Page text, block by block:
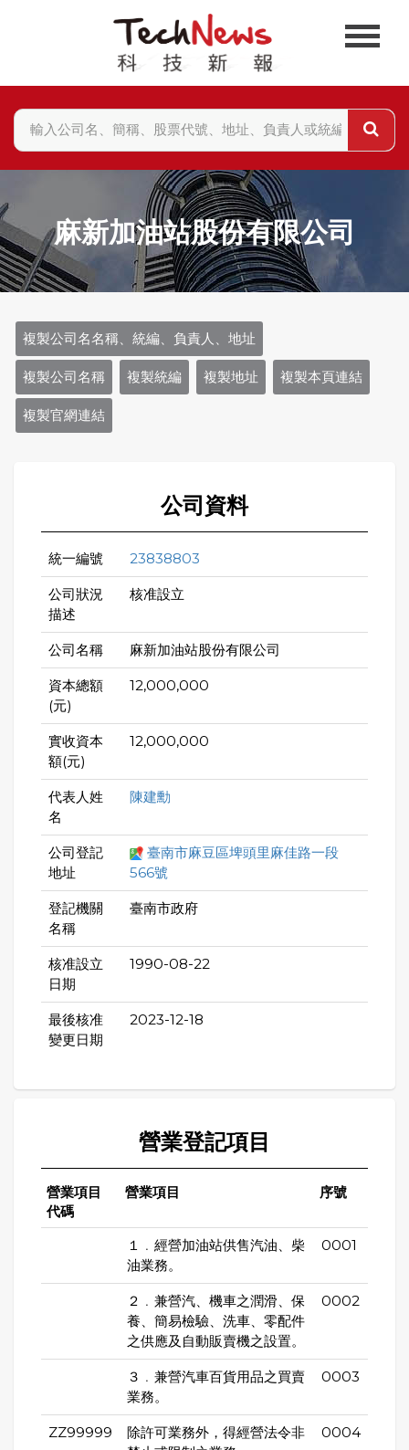
麻新加油站股份有限公司
複製公司名名稱、統編、負責人、地址
複製公司名稱 複製統編 複製地址 複製本頁連結
複製官網連結
公司資料
統一編號 23838803
公司狀況
描述
核准設立
公司名稱 麻新加油站股份有限公司
資本總額
(元)
12,000,000
實收資本
額(元)
12,000,000
代表人姓
名
陳建勳
公司登記
地址
臺南市麻豆區埤頭里麻佳路一段
566號
登記機關
名稱
臺南市政府
核准設立
日期
1990-08-22
最後核准
變更日期
2023-12-18
營業登記項目
營業項目
代碼
營業項目 序號
１﹒經營加油站供售汽油、柴
油業務。
0001
２﹒兼營汽、機車之潤滑、保
養、簡易檢驗、洗車、零配件
之供應及自動販賣機之設置。
0002
３﹒兼營汽車百貨用品之買賣
業務。
0003
ZZ99999
除許可業務外，得經營法令非
0004